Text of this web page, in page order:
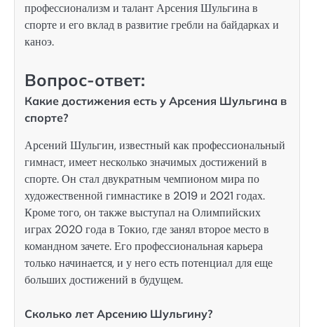
профессионализм и талант Арсения Шульгина в
спорте и его вклад в развитие гребли на байдарках и
каноэ.
Вопрос-ответ:
Какие достижения есть у Арсения Шульгина в
спорте?
Арсений Шульгин, известный как профессиональный
гимнаст, имеет несколько значимых достижений в
спорте. Он стал двукратным чемпионом мира по
художественной гимнастике в 2019 и 2021 годах.
Кроме того, он также выступал на Олимпийских
играх 2020 года в Токио, где занял второе место в
командном зачете. Его профессиональная карьера
только начинается, и у него есть потенциал для еще
больших достижений в будущем.
Сколько лет Арсению Шульгину?